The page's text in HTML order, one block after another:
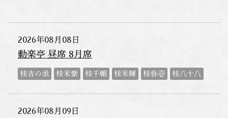
2026年08月08日
動楽亭 昼席 8月席
桂吉の丞 桂米紫 桂千朝 桂米輝 桂弥壱 桂八十八
2026年08月09日